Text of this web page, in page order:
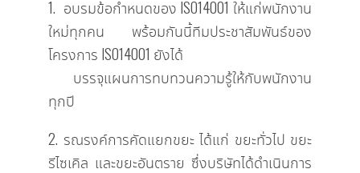
1. อบรมข้อกำหนดของ ISO14001 ให้แก่พนักงาน
ใหม่ทุกคน พร้อมกันนี้ทีมประชาสัมพันธ์ของ
โครงการ ISO14001 ยังได้
บรรจุแผนการทบทวนความรู้ให้กับพนักงาน
ทุกปี
2. รณรงค์การคัดแยกขยะ ได้แก่ ขยะทั่วไป ขยะ
รีไซเคิล และขยะอันตราย ซึ่งบริษัทได้ดำเนินการ